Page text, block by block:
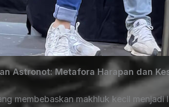
Astronot: Metafora Harapan dan
membebaskan makhluk kecil menjadi